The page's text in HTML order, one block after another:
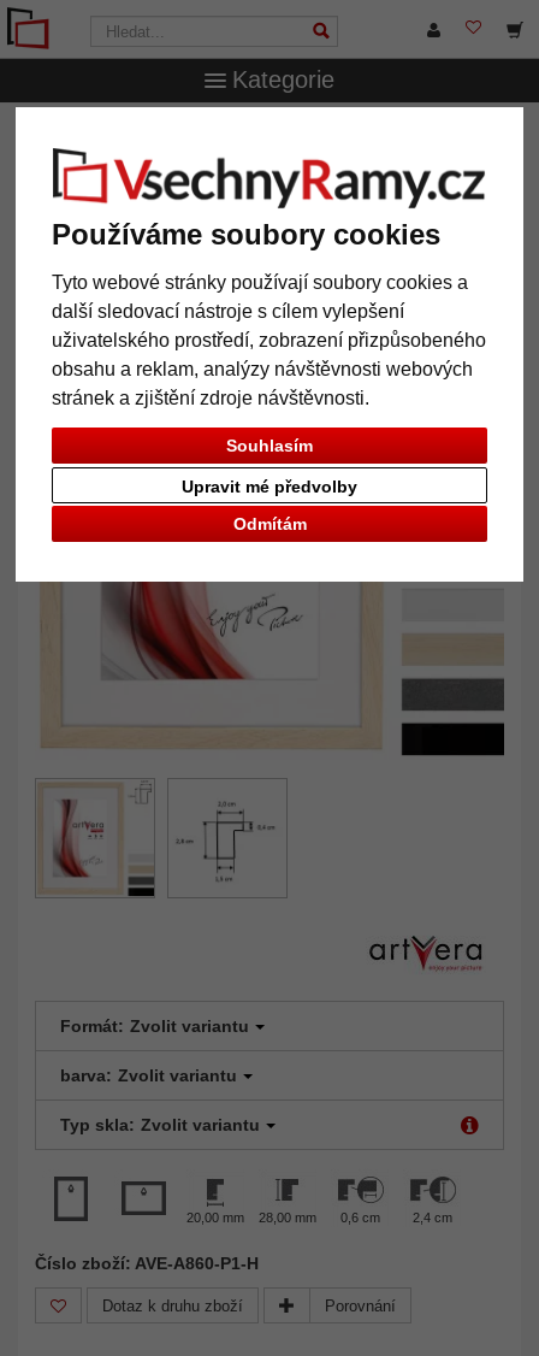
Používáme soubory cookies
Tyto webové stránky používají soubory cookies a
další sledovací nástroje s cílem vylepšení
uživatelského prostředí, zobrazení přizpůsobeného
obsahu a reklam, analýzy návštěvnosti webových
stránek a zjištění zdroje návštěvnosti.
Souhlasím
Odmítám
Upravit mé předvolby
Kategorie
obrazy Lund z masivního dřeva, s paspartou
Rám na obrazy Lund z masivního
dřeva, s paspartou
Zpět
Formát: Zvolit variantu
barva: Zvolit variantu
Typ skla: Zvolit variantu
20,00 mm 28,00 mm 0,6 cm 2,4 cm
Číslo zboží: AVE-A860-P1-H
Dotaz k druhu zboží Porovnání